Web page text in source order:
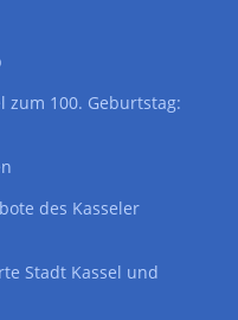
zum 100. Geburtstag:
des Kasseler
Stadt Kassel und